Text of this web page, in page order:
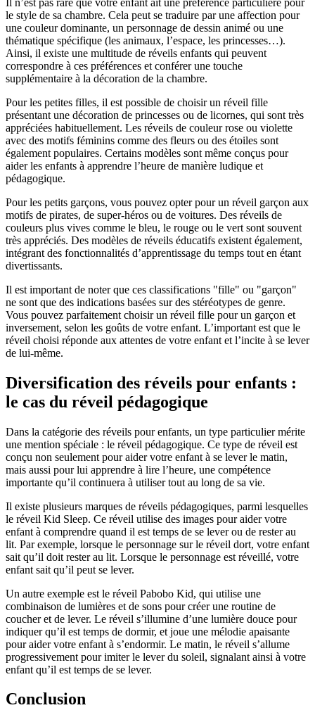
le style de sa chambre. Cela peut se traduire par une affection pour
une couleur dominante, un personnage de dessin animé ou une
thématique spécifique (les animaux, l’espace, les princesses…).
Ainsi, il existe une multitude de réveils enfants qui peuvent
correspondre à ces préférences et conférer une touche
supplémentaire à la décoration de la chambre.
Pour les petites filles, il est possible de choisir un réveil fille
présentant une décoration de princesses ou de licornes, qui sont très
appréciées habituellement. Les réveils de couleur rose ou violette
avec des motifs féminins comme des fleurs ou des étoiles sont
également populaires. Certains modèles sont même conçus pour
aider les enfants à apprendre l’heure de manière ludique et
pédagogique.
Pour les petits garçons, vous pouvez opter pour un réveil garçon aux
motifs de pirates, de super-héros ou de voitures. Des réveils de
couleurs plus vives comme le bleu, le rouge ou le vert sont souvent
très appréciés. Des modèles de réveils éducatifs existent également,
intégrant des fonctionnalités d’apprentissage du temps tout en étant
divertissants.
Il est important de noter que ces classifications "fille" ou "garçon"
ne sont que des indications basées sur des stéréotypes de genre.
Vous pouvez parfaitement choisir un réveil fille pour un garçon et
inversement, selon les goûts de votre enfant. L’important est que le
réveil choisi réponde aux attentes de votre enfant et l’incite à se lever
de lui-même.
Diversification des réveils pour enfants :
le cas du réveil pédagogique
Dans la catégorie des réveils pour enfants, un type particulier mérite
une mention spéciale : le réveil pédagogique. Ce type de réveil est
conçu non seulement pour aider votre enfant à se lever le matin,
mais aussi pour lui apprendre à lire l’heure, une compétence
importante qu’il continuera à utiliser tout au long de sa vie.
Il existe plusieurs marques de réveils pédagogiques, parmi lesquelles
le réveil Kid Sleep. Ce réveil utilise des images pour aider votre
enfant à comprendre quand il est temps de se lever ou de rester au
lit. Par exemple, lorsque le personnage sur le réveil dort, votre enfant
sait qu’il doit rester au lit. Lorsque le personnage est réveillé, votre
enfant sait qu’il peut se lever.
Un autre exemple est le réveil Pabobo Kid, qui utilise une
combinaison de lumières et de sons pour créer une routine de
coucher et de lever. Le réveil s’illumine d’une lumière douce pour
indiquer qu’il est temps de dormir, et joue une mélodie apaisante
pour aider votre enfant à s’endormir. Le matin, le réveil s’allume
progressivement pour imiter le lever du soleil, signalant ainsi à votre
enfant qu’il est temps de se lever.
Conclusion